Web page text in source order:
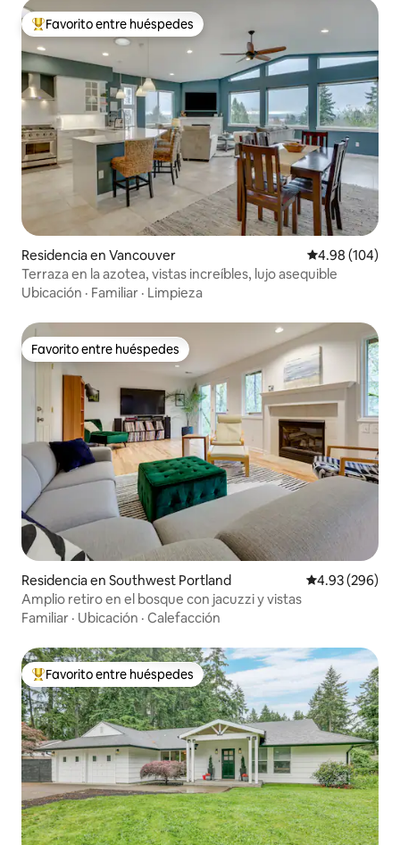
De los mejores en Favorito entre huéspedes
Favorito entre huéspedes
Residencia en Vancouver Calificación
4.98 (104)
Terraza en la azotea, vistas increíbles, lujo asequible
Ubicación · Familiar · Limpieza
Favorito entre huéspedes
Favorito entre huéspedes
Residencia en Southwest Portland Calificación
4.93 (296)
Amplio retiro en el bosque con jacuzzi y vistas
Familiar · Ubicación · Calefacción
De los mejores en Favorito entre huéspedes
Favorito entre huéspedes